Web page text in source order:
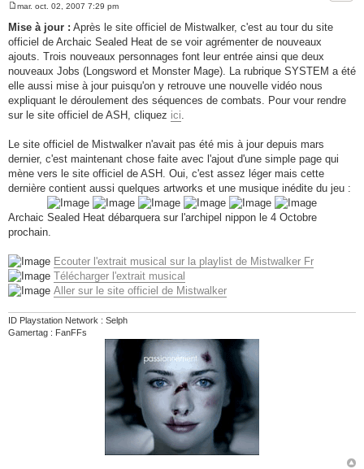
e
s
s
g
e
mar. oct. 02, 2007 7:29 pm
Mise à jour : Après le site officiel de Mistwalker, c'est au tour du site
officiel de Archaic Sealed Heat de se voir agrémenter de nouveaux
ajouts. Trois nouveaux personnages font leur entrée ainsi que deux
nouveaux Jobs (Longsword et Monster Mage). La rubrique SYSTEM a été
elle aussi mise à jour puisqu'on y retrouve une nouvelle vidéo nous
expliquant le déroulement des séquences de combats. Pour vour rendre
sur le site officiel de ASH, cliquez ici
Le site officiel de Mistwalker n'avait pas été mis à jour depuis mars
dernier, c'est maintenant chose faite avec l'ajout d'une simple page qui
mène vers le site officiel de ASH. Oui, c'est assez léger mais cette
dernière contient aussi quelques artworks et une musique inédite du jeu :
Archaic Sealed Heat débarquera sur l'archipel nippon le 4 Octobre
prochain.
Ecouter l'extrait musical sur la playlist de Mistwalker Fr
Télécharger l'extrait musical
Aller sur le site officiel de Mistwalker
ID Playstation Network : Selph
Gamertag : FanFFs